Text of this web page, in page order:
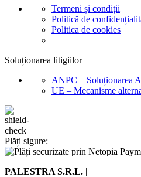
Termeni și condiții
Politică de
Politica de cookies
Soluționarea litigiilor
ANPC – Soluționarea
UE – Mecanisme
Plăți sigure:
PALESTRA S.R.L. |